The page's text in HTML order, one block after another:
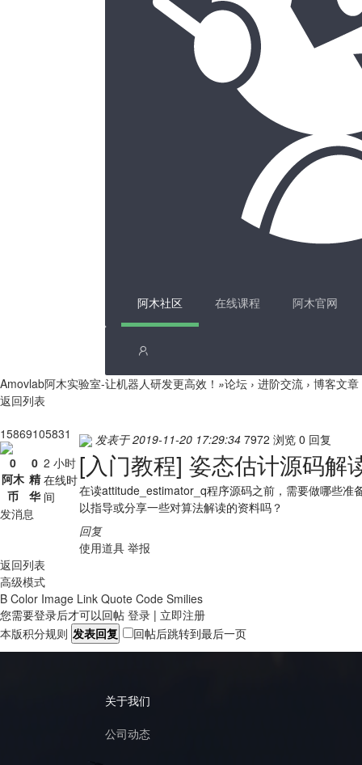
阿木社区 在线课程 阿木官网
Amovlab阿木实验室-让机器人研发更高效！ »论坛 › 进阶交流 › 博客文章
返回列表
15869105831
0
阿木
币
0
精
华
2 小时
在线时
间
发消息
发表于 2019-11-20 17:29:34 7972 浏览 0 回复
[入门教程] 姿态估计源码解
在读attitude_estimator_q程序源码之前，需要做哪些
以指导或分享一些对算法解读的资料吗？
回复
使用道具 举报
返回列表
高级模式
B Color Image Link Quote Code Smilies
您需要登录后才可以回帖 登录 | 立即注册
本版积分规则 发表回复 回帖后跳转到最后一页
关于我们
公司动态